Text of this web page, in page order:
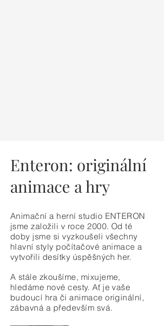
Enteron: originální
animace a hry
Animační a herní studio ENTERON
jsme založili v roce 2000. Od té
doby jsme si vyzkoušeli všechny
hlavní styly počítačové animace a
vytvořili desítky úspěšných her.
A stále zkoušíme, mixujeme,
hledáme nové cesty. Ať je vaše
budoucí hra či animace originální,
zábavná a především svá.